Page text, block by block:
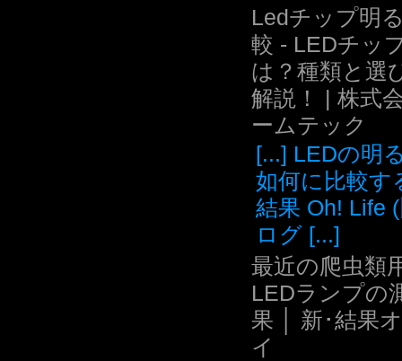
Ledチップ明
較 - LEDチッ
は？種類と選
解説！ | 株式
ームテック
[...] LEDの明
如何に比較す
結果 Oh! Life
ログ [...]
最近の爬虫類
LEDランプの
果 │ 新･結果
イ